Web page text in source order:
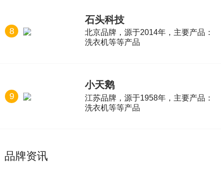
8
石头科技
北京品牌，源于2014年，主要产品：
洗衣机等等产品
9
小天鹅
江苏品牌，源于1958年，主要产品：
洗衣机等等产品
品牌资讯